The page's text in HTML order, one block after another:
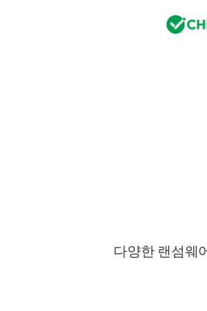
다양한 랜섬웨